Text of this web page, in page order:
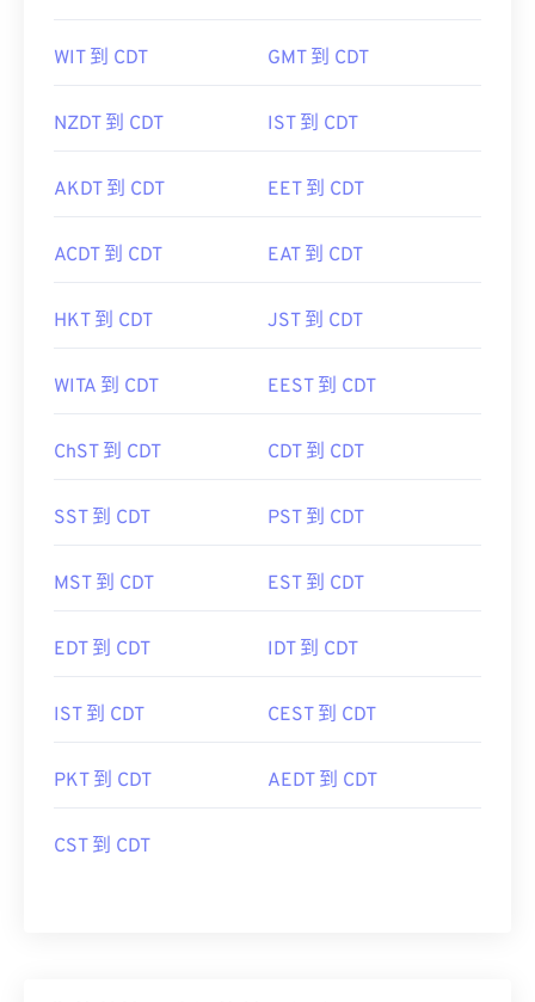
WIT 到 CDT GMT 到 CDT
NZDT 到 CDT IST 到 CDT
AKDT 到 CDT EET 到 CDT
ACDT 到 CDT EAT 到 CDT
HKT 到 CDT JST 到 CDT
WITA 到 CDT EEST 到 CDT
ChST 到 CDT CDT 到 CDT
SST 到 CDT PST 到 CDT
MST 到 CDT EST 到 CDT
EDT 到 CDT IDT 到 CDT
IST 到 CDT CEST 到 CDT
PKT 到 CDT AEDT 到 CDT
CST 到 CDT